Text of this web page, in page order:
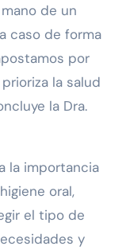
de un
caso de forma
por
la salud
la Dra.
la importancia
oral,
el tipo de
y